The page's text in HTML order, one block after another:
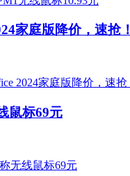
家庭版降价，速抢！
鼠标69元